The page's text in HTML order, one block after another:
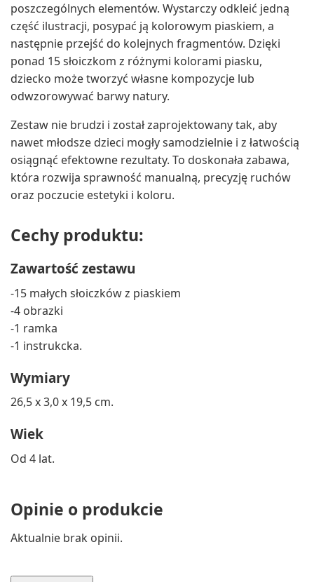
poszczególnych elementów. Wystarczy odkleić jedną
część ilustracji, posypać ją kolorowym piaskiem, a
następnie przejść do kolejnych fragmentów. Dzięki
ponad 15 słoiczkom z różnymi kolorami piasku,
dziecko może tworzyć własne kompozycje lub
odwzorowywać barwy natury.
Zestaw nie brudzi i został zaprojektowany tak, aby
nawet młodsze dzieci mogły samodzielnie i z łatwością
osiągnąć efektowne rezultaty. To doskonała zabawa,
która rozwija sprawność manualną, precyzję ruchów
oraz poczucie estetyki i koloru.
Cechy produktu:
Zawartość zestawu
-15 małych słoiczków z piaskiem
-4 obrazki
-1 ramka
-1 instrukcka.
Wymiary
26,5 x 3,0 x 19,5 cm.
Wiek
Od 4 lat.
Opinie o produkcie
Aktualnie brak opinii.